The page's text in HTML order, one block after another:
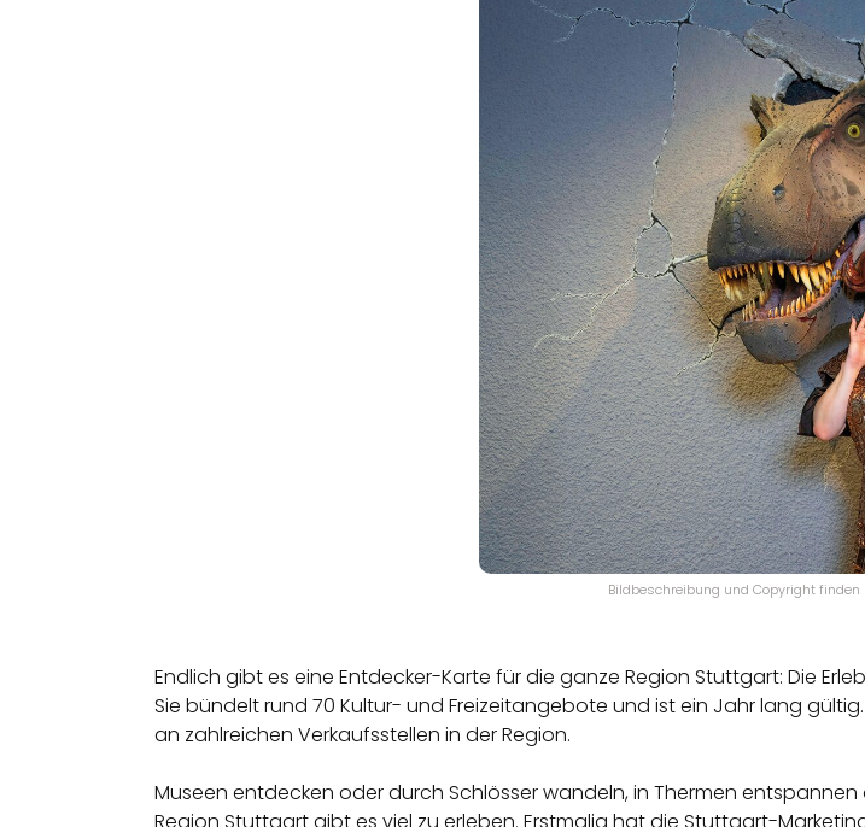
Bildbeschreibung und Copyright finden
Endlich gibt es eine Entdecker-Karte für die ganze Region Stuttgart: Die
Sie bündelt rund 70 Kultur- und Freizeitangebote und ist ein Jahr lang
an zahlreichen Verkaufsstellen in der Region.
Museen entdecken oder durch Schlösser wandeln, in Thermen